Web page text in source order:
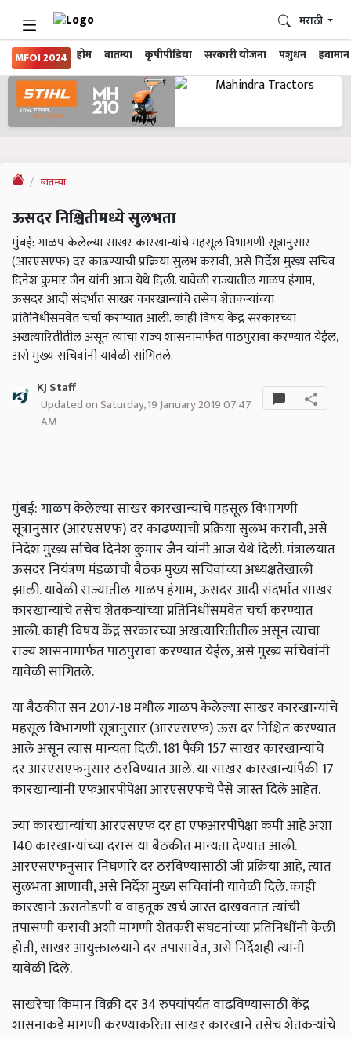
MFOI 2024 होम बातम्या कृषीपीडिया सरकारी योजना पशुधन हवामान
मराठी
बातम्या
ऊसदर निश्चितीमध्ये सुलभता
मुंबई: गाळप केलेल्या साखर कारखान्यांचे महसूल विभागणी सूत्रानुसार
(आरएसएफ) दर काढण्याची प्रक्रिया सुलभ करावी, असे निर्देश मुख्य सचिव
दिनेश कुमार जैन यांनी आज येथे दिली. यावेळी राज्यातील गाळप हंगाम,
ऊसदर आदी संदर्भात साखर कारखान्यांचे तसेच शेतकऱ्यांच्या
प्रतिनिधींसमवेत चर्चा करण्यात आली. काही विषय केंद्र सरकारच्या
अखत्यारितीतील असून त्याचा राज्य शासनामार्फत पाठपुरावा करण्यात येईल,
असे मुख्य सचिवांनी यावेळी सांगितले.
KJ Staff
Updated on Saturday, 19 January 2019 07:47
AM
मुंबई: गाळप केलेल्या साखर कारखान्यांचे महसूल विभागणी
सूत्रानुसार (आरएसएफ) दर काढण्याची प्रक्रिया सुलभ करावी, असे
निर्देश मुख्य सचिव दिनेश कुमार जैन यांनी आज येथे दिली. मंत्रालयात
ऊसदर नियंत्रण मंडळाची बैठक मुख्य सचिवांच्या अध्यक्षतेखाली
झाली. यावेळी राज्यातील गाळप हंगाम, ऊसदर आदी संदर्भात साखर
कारखान्यांचे तसेच शेतकऱ्यांच्या प्रतिनिधींसमवेत चर्चा करण्यात
आली. काही विषय केंद्र सरकारच्या अखत्यारितीतील असून त्याचा
राज्य शासनामार्फत पाठपुरावा करण्यात येईल, असे मुख्य सचिवांनी
यावेळी सांगितले.
या बैठकीत सन 2017-18 मधील गाळप केलेल्या साखर कारखान्यांचे
महसूल विभागणी सूत्रानुसार (आरएसएफ) ऊस दर निश्चित करण्यात
आले असून त्यास मान्यता दिली. 181 पैकी 157 साखर कारखान्यांचे
दर आरएसएफनुसार ठरविण्यात आले. या साखर कारखान्यांपैकी 17
कारखान्यांनी एफआरपीपेक्षा आरएसएफचे पैसे जास्त दिले आहेत.
ज्या कारखान्यांचा आरएसएफ दर हा एफआरपीपेक्षा कमी आहे अशा
140 कारखान्यांच्या दरास या बैठकीत मान्यता देण्यात आली.
आरएसएफनुसार निघणारे दर ठरविण्यासाठी जी प्रक्रिया आहे, त्यात
सुलभता आणावी, असे निर्देश मुख्य सचिवांनी यावेळी दिले. काही
कारखाने ऊसतोडणी व वाहतूक खर्च जास्त दाखवतात त्यांची
तपासणी करावी अशी मागणी शेतकरी संघटनांच्या प्रतिनिधींनी केली
होती, साखर आयुक्तालयाने दर तपासावेत, असे निर्देशही त्यांनी
यावेळी दिले.
साखरेचा किमान विक्री दर 34 रुपयांपर्यंत वाढविण्यासाठी केंद्र
शासनाकडे मागणी करण्याकरिता साखर कारखाने तसेच शेतकऱ्यांचे